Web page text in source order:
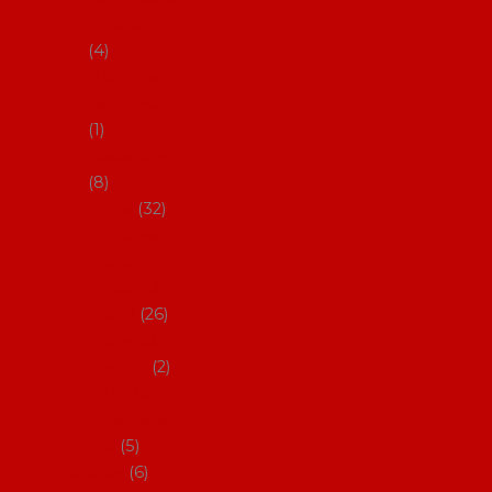
4
1
8
32
26
2
5
6